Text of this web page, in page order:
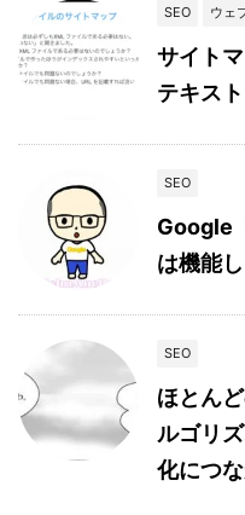
SEO ウェ
サイト
テキス
SEO
Google
は機能し
SEO
ほとん
ルゴリ
化につ